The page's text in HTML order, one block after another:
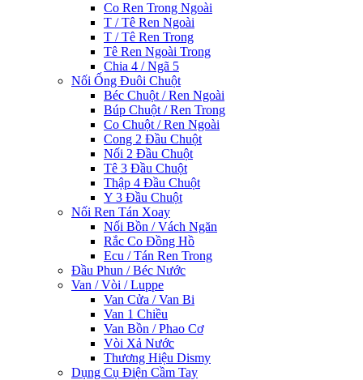
Co Ren Trong Ngoài
T / Tê Ren Ngoài
T / Tê Ren Trong
Tê Ren Ngoài Trong
Chia 4 / Ngã 5
Nối Ống Đuôi Chuột
Béc Chuột / Ren Ngoài
Búp Chuột / Ren Trong
Co Chuột / Ren Ngoài
Cong 2 Đầu Chuột
Nối 2 Đầu Chuột
Tê 3 Đầu Chuột
Thập 4 Đầu Chuột
Y 3 Đầu Chuột
Nối Ren Tán Xoay
Nối Bồn / Vách Ngăn
Rắc Co Đồng Hồ
Ecu / Tán Ren Trong
Đầu Phun / Béc Nước
Van / Vòi / Luppe
Van Cửa / Van Bi
Van 1 Chiều
Van Bồn / Phao Cơ
Vòi Xả Nước
Thương Hiệu Dismy
Dụng Cụ Điện Cầm Tay